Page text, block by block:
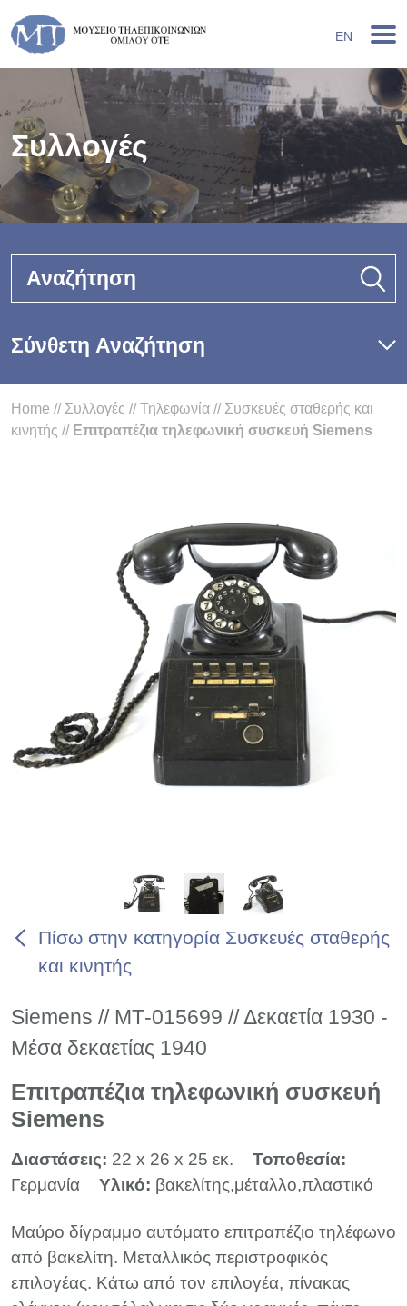
EN
Συλλογές
Αναζήτηση
Σύνθετη Αναζήτηση
Home // Συλλογές //Τηλεφωνία // Συσκευές σταθερής και
κινητής // Επιτραπέζια τηλεφωνική συσκευή Siemens
Πίσω στην κατηγορία Συσκευές σταθερής
και κινητής
Siemens // ΜΤ-015699 // Δεκαετία 1930 -
Μέσα δεκαετίας 1940
Επιτραπέζια τηλεφωνική συσκευή
Siemens
Διαστάσεις: 22 x 26 x 25 εκ.
Τοποθεσία:
Γερμανία
Υλικό: βακελίτης,μέταλλο,πλαστικό
Μαύρο δίγραμμο αυτόματο επιτραπέζιο τηλέφωνο
από βακελίτη. Μεταλλικός περιστροφικός
επιλογέας. Κάτω από τον επιλογέα, πίνακας